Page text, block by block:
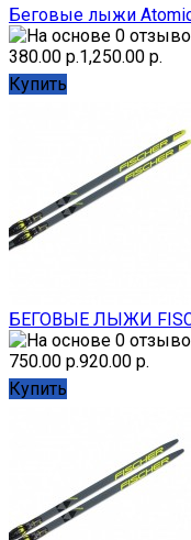
Беговые лыжи
380.00 р.1,250.00 р.
Купить
БЕГОВЫЕ ЛЫЖИ
750.00 р.920.00 р.
Купить